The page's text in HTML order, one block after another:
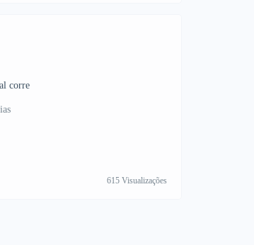
corre
615 Visualizações